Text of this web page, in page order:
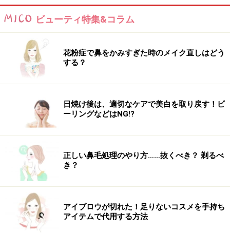
キレイへ
フロッグベンドなど…寝ながら出来る筋トレ・内ももシ
ェイプの方法！
※記事内容は執筆時点のものです。最新の内容をご確認くださ
して体調不良を引き起こす場合があります。実践の際には、必ず
自身の体質及び健康状態を十分に考慮したうえで、正しい方法で
おこなってください。また、全ての方への有効性を保証するもの
ではありません。
【編集部おすすめの購入サイト】
Amazonで人気のダイエット用品をチェック！
楽天市場で人気のダイエット用品をチェック！
ビューティ特集&コラム
花粉症で鼻をかみすぎた時のメイク直しはどう
する？
日焼け後は、適切なケアで美白を取り戻す！ピ
ーリングなどはNG!?
正しい鼻毛処理のやり方……抜くべき？ 剃るべ
き？
アイブロウが切れた！足りないコスメを手持ち
アイテムで代用する方法